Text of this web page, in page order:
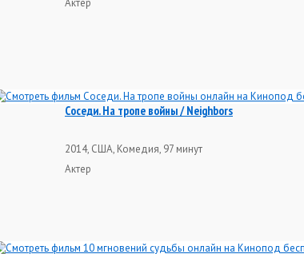
Актер
Соседи. На тропе войны / Neighbors
2014, США, Комедия, 97 минут
Актер